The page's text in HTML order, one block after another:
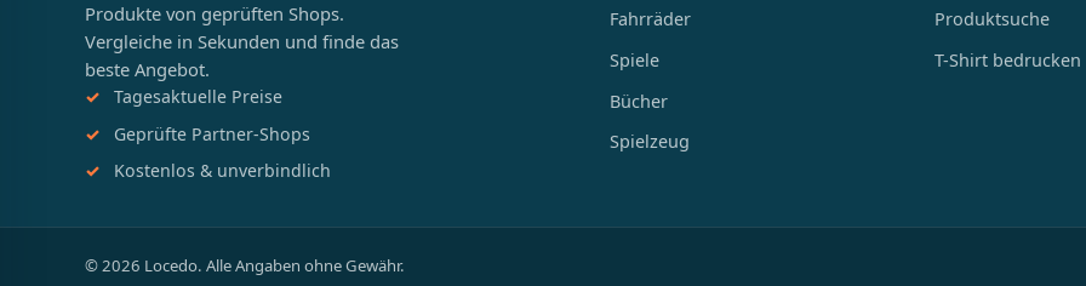
Produkte von geprüften Shops.
Vergleiche in Sekunden und finde das
beste Angebot.
Tagesaktuelle Preise
Geprüfte Partner-Shops
Kostenlos & unverbindlich
Fahrräder
Spiele
Bücher
Spielzeug
Produktsuche
T-Shirt bedrucken
© 2026 Locedo. Alle Angaben ohne Gewähr.